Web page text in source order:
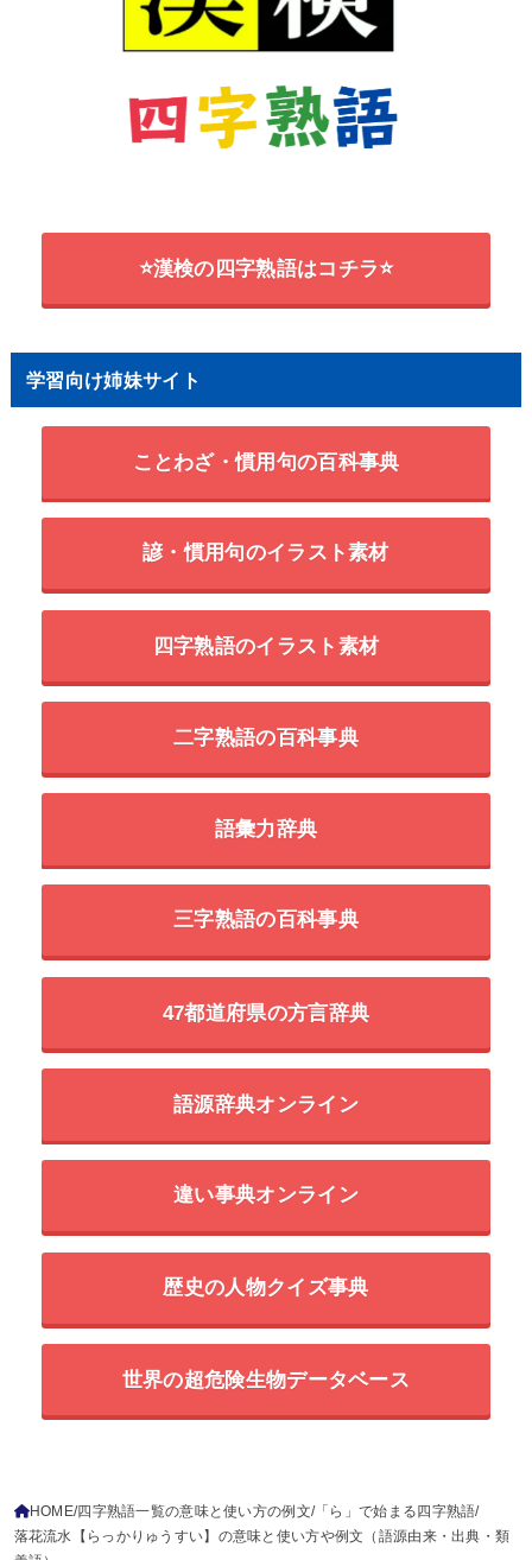
⭐漢検の四字熟語はコチラ⭐
学習向け姉妹サイト
ことわざ・慣用句の百科事典
諺・慣用句のイラスト素材
四字熟語のイラスト素材
二字熟語の百科事典
語彙力辞典
三字熟語の百科事典
47都道府県の方言辞典
語源辞典オンライン
違い事典オンライン
歴史の人物クイズ事典
世界の超危険生物データベース
HOME 四字熟語一覧の意味と使い方の例文 「ら」で始まる四字熟語
落花流水【らっかりゅうすい】の意味と使い方や例文（語源由来・出典・類